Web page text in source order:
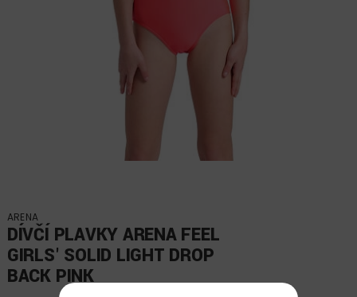
ARENA
DÍVČÍ PLAVKY ARENA FEEL
GIRLS' SOLID LIGHT DROP
BACK PINK